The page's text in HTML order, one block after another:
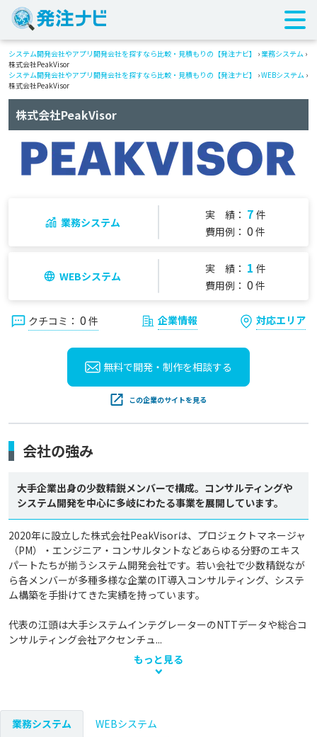
システム開発会社やアプリ開発会社を探すなら比較・見積もりの【発注ナビ】 › 業務システム ›
株式会社PeakVisor
システム開発会社やアプリ開発会社を探すなら比較・見積もりの【発注ナビ】
›WEBシステム ›
株式会社PeakVisor
株式会社PeakVisor
業務システム
実 績： 7 件
費用例： 0 件
WEBシステム
実 績： 1 件
費用例： 0 件
クチコミ： 0 件 企業情報 対応エリア
無料で開発・制作を相談する
この企業のサイトを見る
会社の強み
大手企業出身の少数精鋭メンバーで構成。コンサルティングや
システム開発を中心に多岐にわたる事業を展開しています。
2020年に設立した株式会社PeakVisorは、プロジェクトマネージャ
（PM）・エンジニア・コンサルタントなどあらゆる分野のエキス
パートたちが揃うシステム開発会社です。若い会社で少数精鋭なが
ら各メンバーが多種多様な企業のIT導入コンサルティング、システ
ム構築を手掛けてきた実績を持っています。
代表の江頭は大手システムインテグレーターのNTTデータや総合コ
ンサルティング会社アクセンチュ...
もっと見る
業務システム WEBシステム